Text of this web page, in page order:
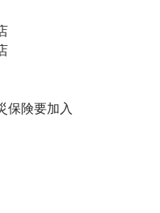
険要加入